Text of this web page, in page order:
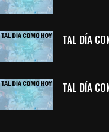
TAL DÍA
TAL DÍA